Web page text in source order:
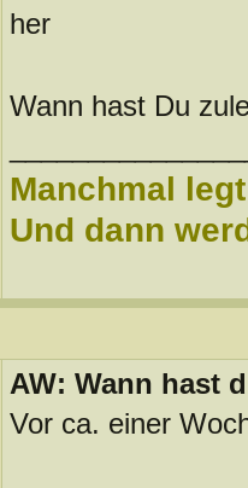
her
Wann hast Du
Manchmal
Und dann
AW: Wann hast
Vor ca. einer